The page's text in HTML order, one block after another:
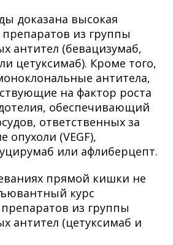
доказана высокая
из группы
антител (бевацизумаб,
цетуксимаб). Кроме того,
антитела,
на фактор роста
обеспечивающий
ответственных за
опухоли (VEGF),
или афлиберцепт.
прямой кишки не
курс
из группы
антител (цетуксимаб и